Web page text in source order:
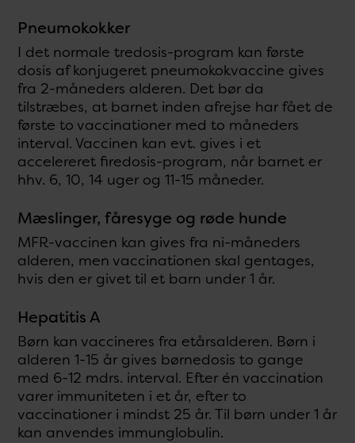
Pneumokokker
I det normale tredosis-program kan første
dosis af konjugeret pneumokokvaccine gives
fra 2-måneders alderen. Det bør da
tilstræbes, at barnet inden afrejse har fået de
første to vaccinationer med to måneders
interval. Vaccinen kan evt. gives i et
accelereret firedosis-program, når barnet er
hhv. 6, 10, 14 uger og 11-15 måneder.
Mæslinger, fåresyge og røde hunde
MFR-vaccinen kan gives fra ni-måneders
alderen, men vaccinationen skal gentages,
hvis den er givet til et barn under 1 år.
Hepatitis A
Børn kan vaccineres fra etårsalderen. Børn i
alderen 1-15 år gives børnedosis to gange
med 6-12 mdrs. interval. Efter én vaccination
varer immuniteten i et år, efter to
vaccinationer i mindst 25 år. Til børn under 1 år
kan anvendes immunglobulin.